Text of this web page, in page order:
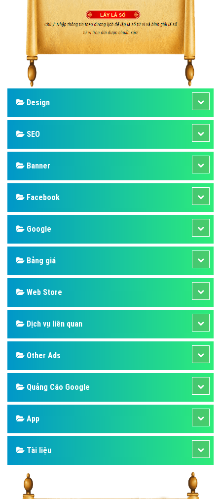
Design
SEO
Banner
Facebook
Google
Bảng giá
Web Store
Dịch vụ liên quan
Other Ads
Quảng Cáo Google
App
Tài liệu